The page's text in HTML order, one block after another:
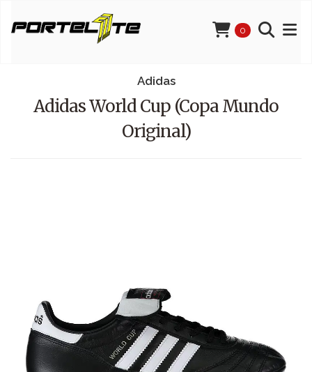
0
Adidas
Adidas World Cup (Copa Mundo
Original)